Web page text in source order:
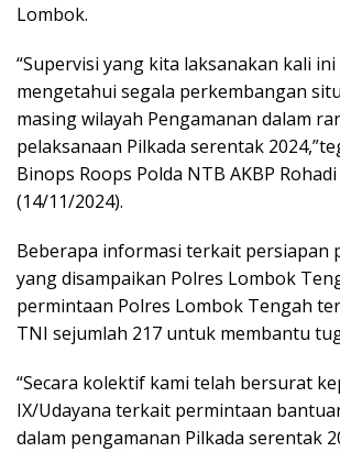
Lombok.
“Supervisi yang kita laksanakan kali
mengetahui segala perkembangan
masing wilayah Pengamanan dalam
pelaksanaan Pilkada serentak
Binops Roops Polda NTB AKBP Rohadi
(14/11/2024).
Beberapa informasi terkait persiapan
yang disampaikan Polres Lombok
permintaan Polres Lombok Tengah
TNI sejumlah 217 untuk membantu
“Secara kolektif kami telah bersurat
IX/Udayana terkait permintaan
dalam pengamanan Pilkada serentak